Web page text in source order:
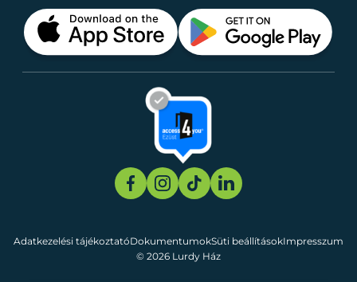
© 2026 Lurdy Ház
Adatkezelési tájékoztatóDokumentumokSüti beállításokImpresszum